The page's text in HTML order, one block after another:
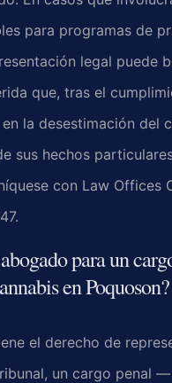
para programas de
legal puede
que, tras el
la desestimación del
sus hechos
con Law Offices
para un
en Poquoson?
el derecho de
un cargo penal